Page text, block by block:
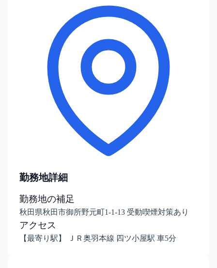
勤務地詳細
勤務地の補足
秋田県秋田市御所野元町1-1-13 受動喫煙対策あり
アクセス
【最寄り駅】 ＪＲ奥羽本線 四ツ小屋駅 車5分